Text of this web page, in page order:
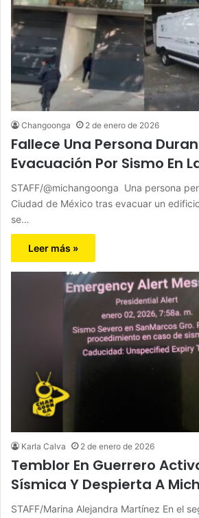
Changoonga 2 de enero de 2026
Fallece Una Persona
Evacuación Por Sismo En
STAFF/@michangoonga Una persona
Ciudad de México tras evacuar un
se…
Leer más »
Karla Calva 2 de enero de 2026
Temblor En Guerrero
Sísmica Y Despierta A
STAFF/Marina Alejandra Martínez En el